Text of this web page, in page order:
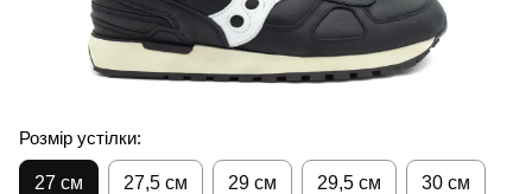
Розмір устілки:
27 см 27,5 см 29 см 29,5 см 30 см